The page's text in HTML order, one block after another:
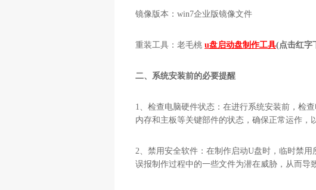
镜像版本：win7企业版镜像文件
重装工具：老毛桃 u盘启动盘制作工具(点击红字
二、系统安装前的必要提醒
1、检查电脑硬件状态：在进行系统安装前，检
内存和主板等关键部件的状态，确保正常运作，
2、禁用安全软件：在制作启动U盘时，临时禁
误报制作过程中的一些文件为潜在威胁，从而导